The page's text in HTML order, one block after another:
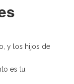
y los hijos de
es tu